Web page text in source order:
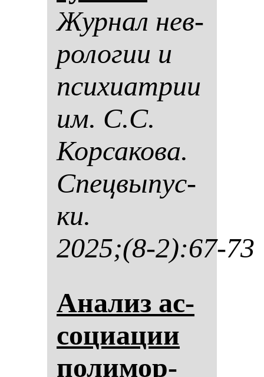
Жур­нал нев­
ро­ло­гии и
пси­хи­ат­рии
им. С.С.
Кор­са­ко­ва.
Спец­вы­пус­
ки.
2025;(8-2):67-73
Ана­лиз ас­
со­ци­ации
по­ли­мор­